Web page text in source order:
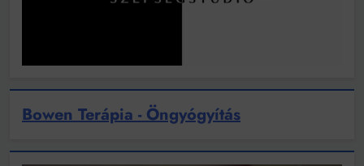
Bowen Terápia - Öngyógyítás